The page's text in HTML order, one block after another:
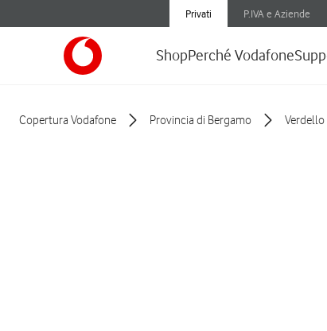
Privati P.IVA e Aziende
ShopPerché Vodafone
Copertura Vodafone Provincia di Bergamo Verdello